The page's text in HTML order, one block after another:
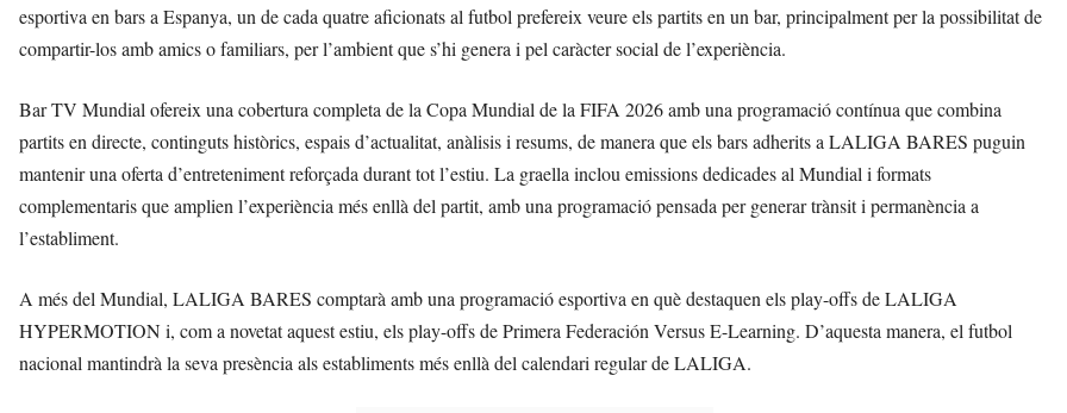
esportiva en bars a Espanya, un de cada quatre aficionats al futbol prefereix veure els partits en un bar, principalment per la possibilitat de
compartir-los amb amics o familiars, per l’ambient que s’hi genera i pel caràcter social de l’experiència.
Bar TV Mundial ofereix una cobertura completa de la Copa Mundial de la FIFA 2026 amb una programació contínua que combina
partits en directe, continguts històrics, espais d’actualitat, anàlisis i resums, de manera que els bars adherits a LALIGA BARES puguin
mantenir una oferta d’entreteniment reforçada durant tot l’estiu. La graella inclou emissions dedicades al Mundial i formats
complementaris que amplien l’experiència més enllà del partit, amb una programació pensada per generar trànsit i permanència a
l’establiment.
A més del Mundial, LALIGA BARES comptarà amb una programació esportiva en què destaquen els play-offs de LALIGA
HYPERMOTION i, com a novetat aquest estiu, els play-offs de Primera Federación Versus E-Learning. D’aquesta manera, el futbol
nacional mantindrà la seva presència als establiments més enllà del calendari regular de LALIGA.